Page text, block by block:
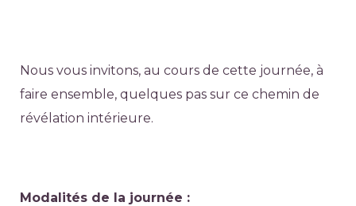
Nous vous invitons, au cours de cette journée, à
faire ensemble, quelques pas sur ce chemin de
révélation intérieure.
Modalités de la journée :